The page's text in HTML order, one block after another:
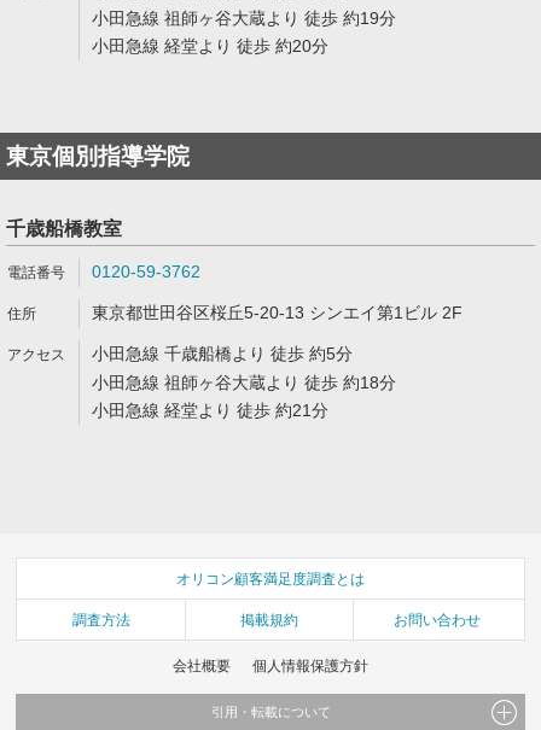
小田急線 祖師ヶ谷大蔵より 徒歩 約19分
小田急線 経堂より 徒歩 約20分
東京個別指導学院
千歳船橋教室
0120-59-3762
東京都世田谷区桜丘5-20-13 シンエイ第1ビル 2F
小田急線 千歳船橋より 徒歩 約5分
小田急線 祖師ヶ谷大蔵より 徒歩 約18分
小田急線 経堂より 徒歩 約21分
オリコン顧客満足度調査とは
調査方法 掲載規約 お問い合わせ
会社概要 個人情報保護方針
引用・転載について